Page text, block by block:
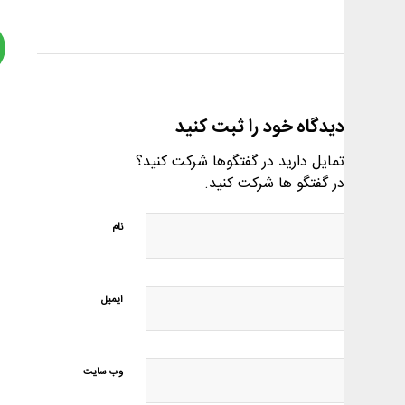
دیدگاه خود را ثبت کنید
تمایل دارید در گفتگوها شرکت کنید؟
در گفتگو ها شرکت کنید.
نام
ایمیل
وب‌ سایت